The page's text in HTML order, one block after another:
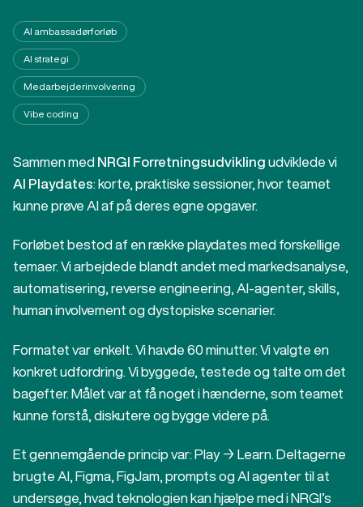
AI ambassadørforløb
AI strategi
Medarbejderinvolvering
Vibe coding
Sammen med NRGI Forretningsudvikling udviklede vi
AI Playdates: korte, praktiske sessioner, hvor teamet
kunne prøve AI af på deres egne opgaver.
Forløbet bestod af en række playdates med forskellige
temaer. Vi arbejdede blandt andet med markedsanalyse,
automatisering, reverse engineering, AI-agenter, skills,
human involvement og dystopiske scenarier.
Formatet var enkelt. Vi havde 60 minutter. Vi valgte en
konkret udfordring. Vi byggede, testede og talte om det
bagefter. Målet var at få noget i hænderne, som teamet
kunne forstå, diskutere og bygge videre på.
Et gennemgående princip var: Play → Learn. Deltagerne
brugte AI, Figma, FigJam, prompts og AI agenter til at
undersøge, hvad teknologien kan hjælpe med i NRGI’s